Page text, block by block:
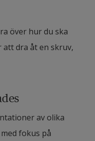
över hur du ska
att dra åt en skruv,
av olika
fokus på